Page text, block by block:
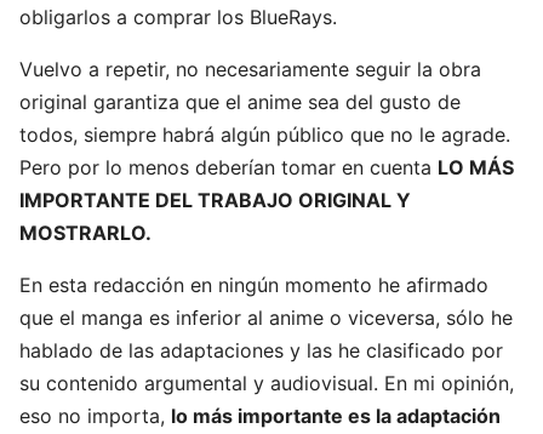
obligarlos a comprar los BlueRays.
Vuelvo a repetir, no necesariamente seguir la obra
original garantiza que el anime sea del gusto de
todos, siempre habrá algún público que no le agrade.
Pero por lo menos deberían tomar en cuenta LO MÁS
IMPORTANTE DEL TRABAJO ORIGINAL Y
MOSTRARLO.
En esta redacción en ningún momento he afirmado
que el manga es inferior al anime o viceversa, sólo he
hablado de las adaptaciones y las he clasificado por
su contenido argumental y audiovisual. En mi opinión,
eso no importa, lo más importante es la adaptación